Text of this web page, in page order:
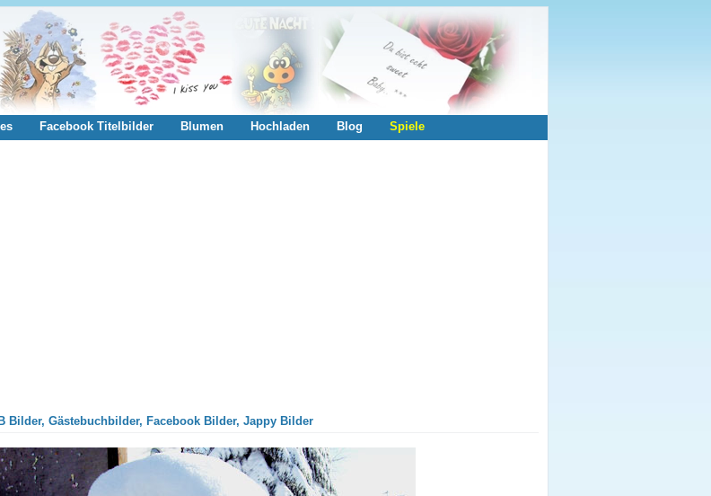
Facebook Titelbilder Blumen Hochladen Blog Spiele
Bilder, Gästebuchbilder, Facebook Bilder, Jappy Bilder